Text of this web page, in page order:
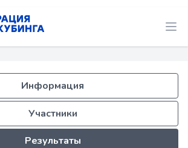
Информация
Участники
Результаты